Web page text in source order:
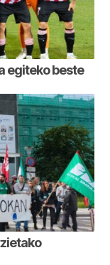
egiteko beste